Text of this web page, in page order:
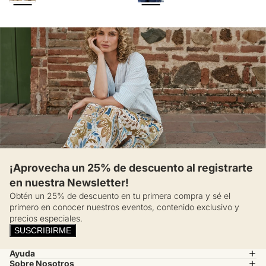
¡Aprovecha un 25% de descuento al registrarte
en nuestra Newsletter!
Obtén un 25% de descuento en tu primera compra y sé el
primero en conocer nuestros eventos, contenido exclusivo y
precios especiales.
SUSCRIBIRME
Ayuda
Sobre Nosotros